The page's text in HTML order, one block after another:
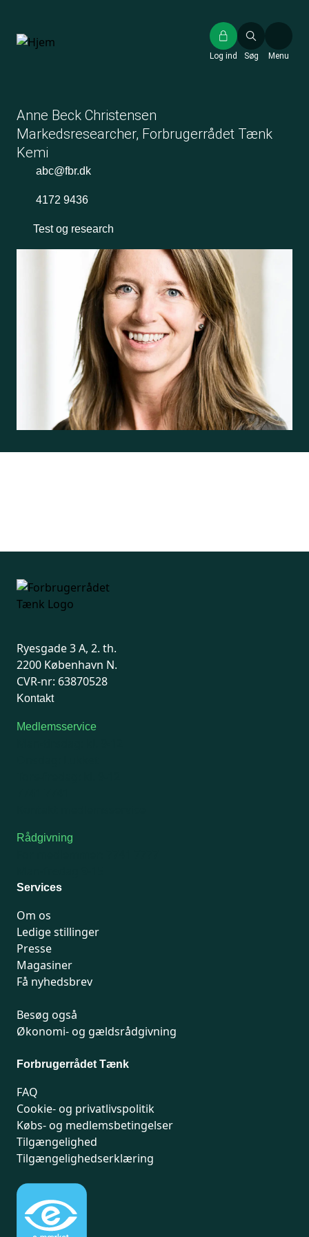
hovedindhold
Søg
Log ind Menu
Anne Beck Christensen
Markedsresearcher, Forbrugerrådet Tænk
Kemi
abc@fbr.dk
4172 9436
Test og research
Ryesgade 3 A, 2. th.
2200 København N.
CVR-nr: 63870528
Kontakt
Medlemsservice
Rådgivning
Services
Om os
Ledige stillinger
Presse
Magasiner
Få nyhedsbrev
Besøg også
Økonomi- og gældsrådgivning
Forbrugerrådet Tænk
FAQ
Cookie- og privatlivspolitik
Købs- og medlemsbetingelser
Tilgængelighed
Tilgængelighedserklæring